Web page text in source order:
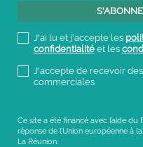
J'ai lu et j'accepte les
confidentialitéet les
J'accepte de recevoir
commerciales
Ce site a été financé avec l’aide du
réponse de l’Union européenne à
La Réunion.